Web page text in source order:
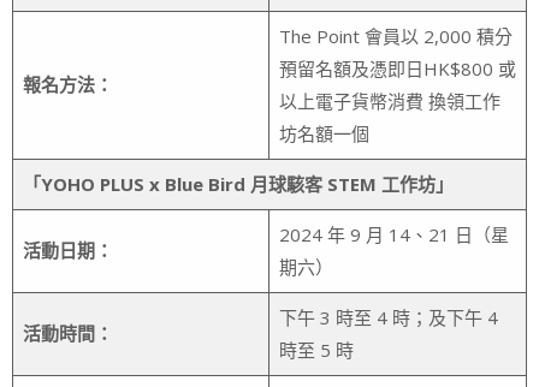
報名方法：
The Point 會員以 2,000 積分
預留名額及憑即日HK$800 或
以上電子貨幣消費 換領工作
坊名額一個
「YOHO PLUS x Blue Bird 月球駭客 STEM 工作坊」
活動日期：
2024 年 9 月 14、21 日（星
期六）
活動時間：
下午 3 時至 4 時；及下午 4
時至 5 時